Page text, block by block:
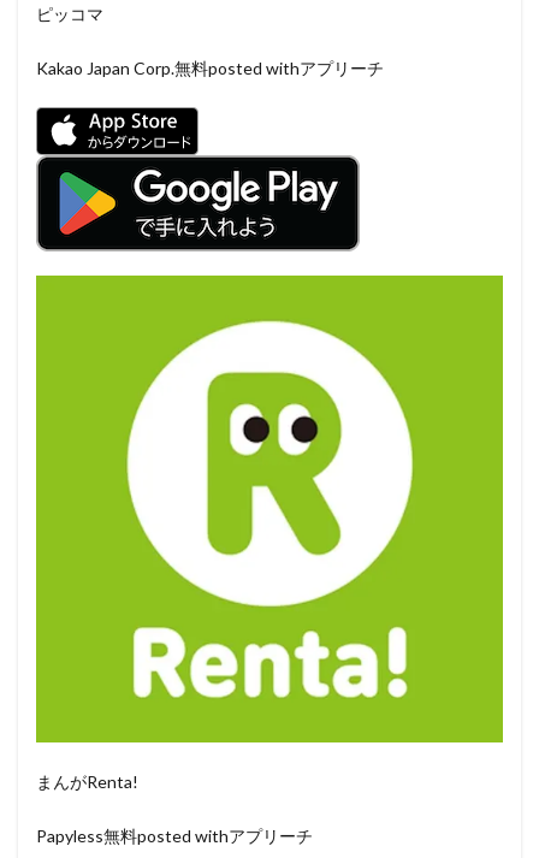
ピッコマ
Kakao Japan Corp.無料posted withアプリーチ
まんがRenta!
Papyless無料posted withアプリーチ